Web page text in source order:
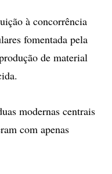
à concorrência
fomentada pela
de material
modernas centrais
com apenas